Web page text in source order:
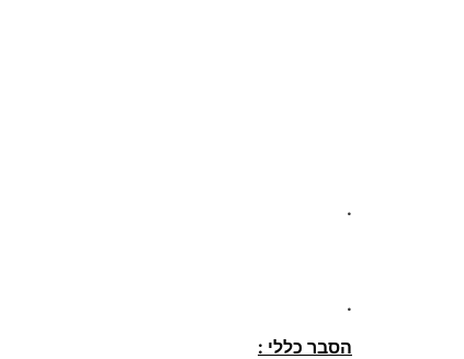
.
.
הסבר כללי :